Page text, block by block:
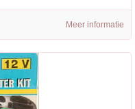
Meer informatie